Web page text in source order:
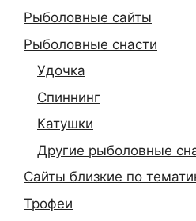
Рыболовные сайты
Рыболовные снасти
Удочка
Спиннинг
Катушки
Другие рыболовные
Сайты близкие по
Трофеи